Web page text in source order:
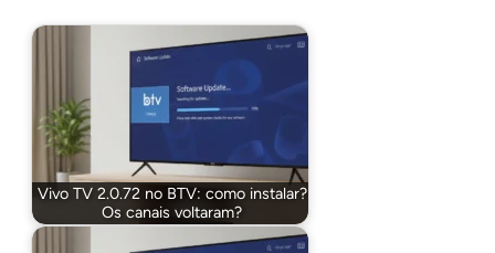
Vivo TV 2.0.72 no BTV: como instalar?
Os canais voltaram?